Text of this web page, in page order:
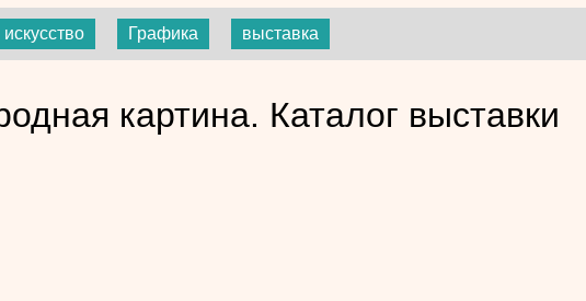
Графика выставка
картина. Каталог выставки